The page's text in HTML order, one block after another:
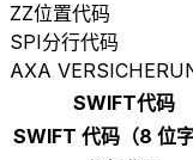
ZZ位置代码
SPI分行代码
AXA
SWIFT代码
SWIFT 代码（8 位字